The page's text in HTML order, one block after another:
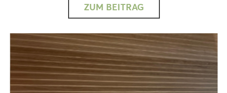
ZUM BEITRAG